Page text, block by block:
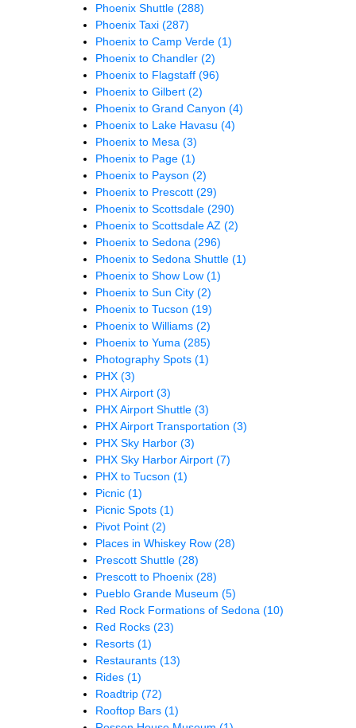
Phoenix Shuttle (288)
Phoenix Taxi (287)
Phoenix to Camp Verde (1)
Phoenix to Chandler (2)
Phoenix to Flagstaff (96)
Phoenix to Gilbert (2)
Phoenix to Grand Canyon (4)
Phoenix to Lake Havasu (4)
Phoenix to Mesa (3)
Phoenix to Page (1)
Phoenix to Payson (2)
Phoenix to Prescott (29)
Phoenix to Scottsdale (290)
Phoenix to Scottsdale AZ (2)
Phoenix to Sedona (296)
Phoenix to Sedona Shuttle (1)
Phoenix to Show Low (1)
Phoenix to Sun City (2)
Phoenix to Tucson (19)
Phoenix to Williams (2)
Phoenix to Yuma (285)
Photography Spots (1)
PHX (3)
PHX Airport (3)
PHX Airport Shuttle (3)
PHX Airport Transportation (3)
PHX Sky Harbor (3)
PHX Sky Harbor Airport (7)
PHX to Tucson (1)
Picnic (1)
Picnic Spots (1)
Pivot Point (2)
Places in Whiskey Row (28)
Prescott Shuttle (28)
Prescott to Phoenix (28)
Pueblo Grande Museum (5)
Red Rock Formations of Sedona (10)
Red Rocks (23)
Resorts (1)
Restaurants (13)
Rides (1)
Roadtrip (72)
Rooftop Bars (1)